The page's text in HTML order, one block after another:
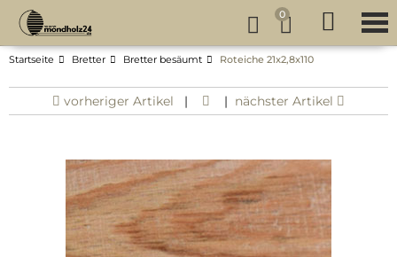
0
Startseite Bretter Bretter besäumt Roteiche 21x2,8x110
vorheriger Artikel | | nächster Artikel